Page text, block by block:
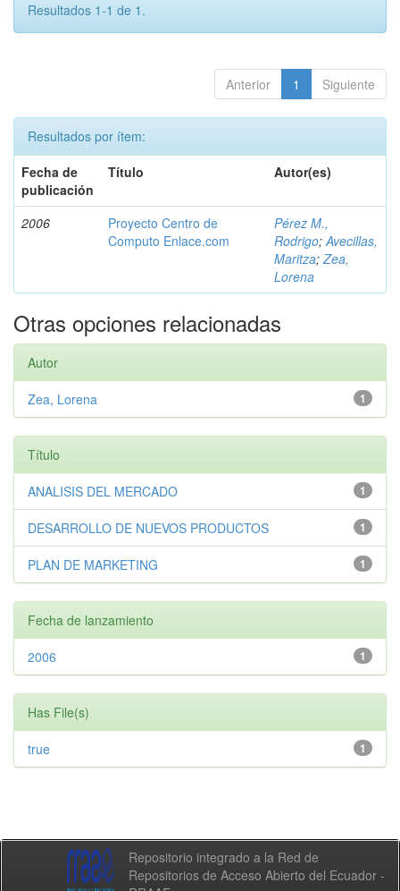
Resultados 1-1 de 1.
Anterior 1 Siguiente
Resultados por ítem:
Fecha de
publicación
Título Autor(es)
2006
Proyecto Centro de
Computo Enlace.com
Pérez M.,
Rodrigo;Avecillas,
Maritza;Zea,
Lorena
Otras opciones relacionadas
Autor
1
Zea, Lorena
Título
1
ANALISIS DEL MERCADO
1
DESARROLLO DE NUEVOS PRODUCTOS
1
PLAN DE MARKETING
Fecha de lanzamiento
1
2006
Has File(s)
1
true
Repositorio integrado a la Red de
Repositorios de Acceso Abierto del Ecuador -